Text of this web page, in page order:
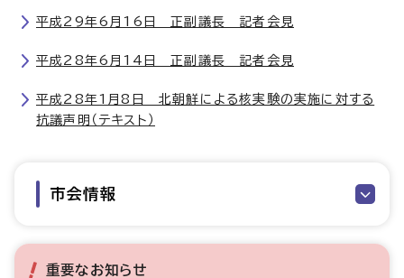
平成29年6月16日 正副議長 記者会見
平成28年6月14日 正副議長 記者会見
平成28年1月8日 北朝鮮による核実験の実施に対する
抗議声明（テキスト）
市会情報
重要なお知らせ